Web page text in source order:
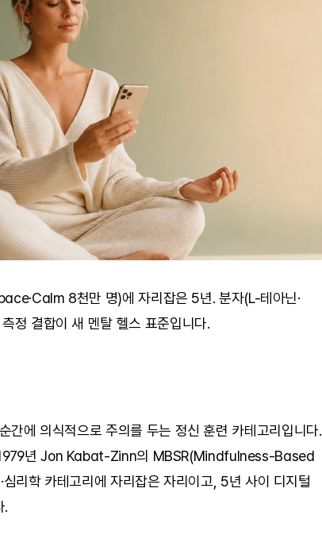
8천만 명)에 자리잡은 5년. 분자(L-테아닌·
정 결합이 새 멘탈 헬스 표준입니다.
에 의식적으로 주의를 두는 정신 훈련 카테고리입니다.
년 Jon Kabat-Zinn의 MBSR(Mindfulness-Based
리학 카테고리에 자리잡은 자리이고, 5년 사이 디지털
.